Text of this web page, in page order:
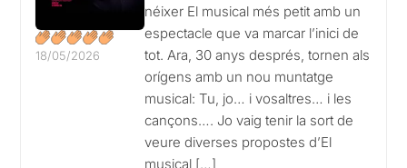
18/05/2026
néixer El musical més petit amb un
espectacle que va marcar l’inici de
tot. Ara, 30 anys després, tornen als
orígens amb un nou muntatge
musical: Tu, jo… i vosaltres… i les
cançons…. Jo vaig tenir la sort de
veure diverses propostes d’El
musical […]